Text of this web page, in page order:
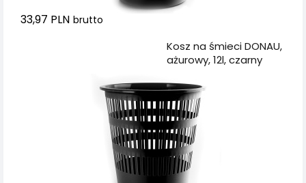
33,97 PLN brutto
Kosz na śmieci DONAU,
ażurowy, 12l, czarny